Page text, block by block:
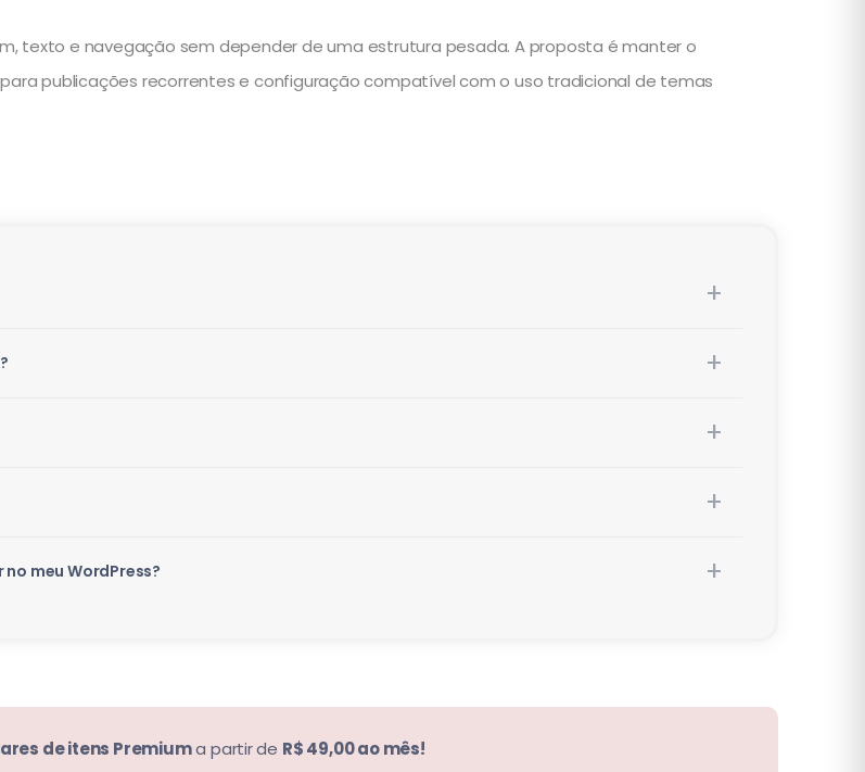
texto e navegação sem depender de uma estrutura pesada. A proposta é manter o
publicações recorrentes e configuração compatível com o uso tradicional de temas
meu WordPress?
de itens Premiuma partir de R$ 49,00 ao mês!